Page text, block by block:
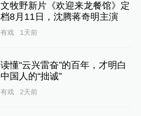
文牧野新片《欢迎来龙餐馆》定
档8月11日，沈腾蒋奇明主演
有戏 1天前
读懂“云兴雷奋”的百年，才明白
中国人的“拙诚”
有戏 2天前